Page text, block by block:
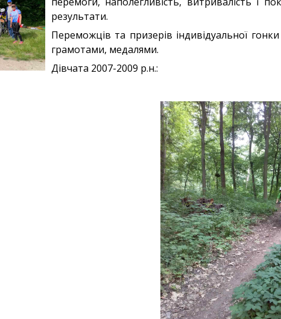
результати.
Переможців та призерів індивідуальної
грамотами, медалями.
Дівчата 2007-2009 р.н.: